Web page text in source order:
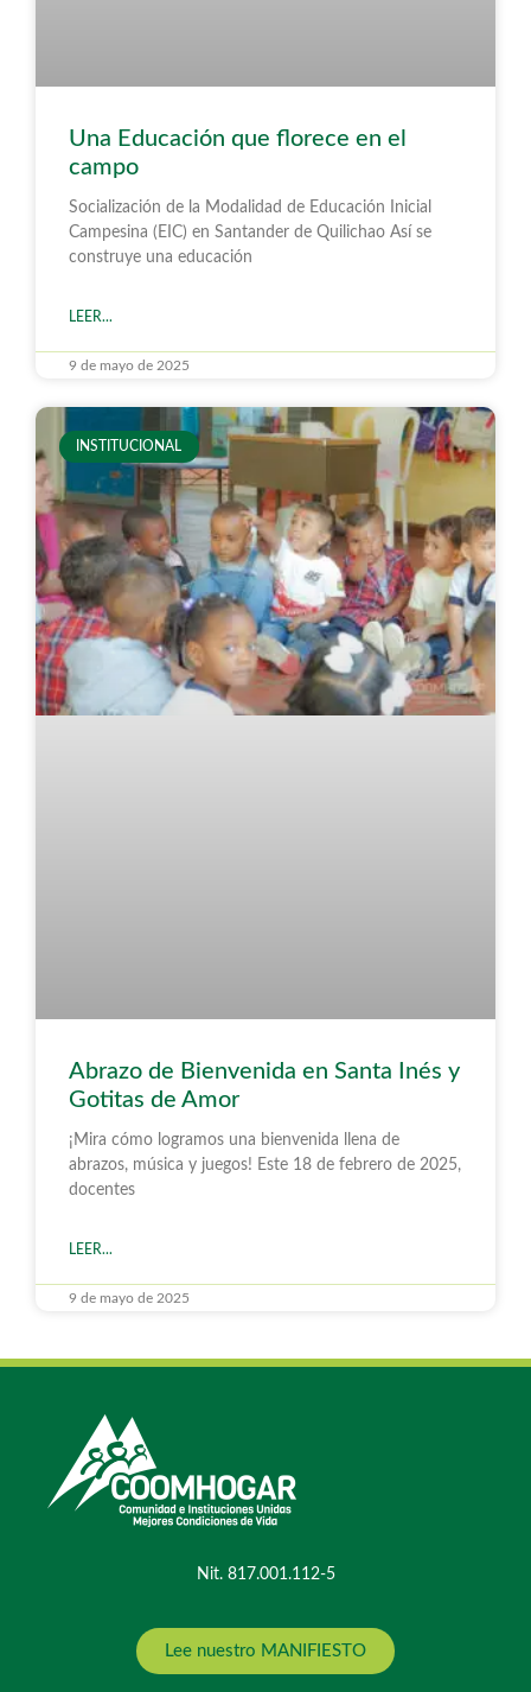
Una Educación que florece en el
campo
Socialización de la Modalidad de Educación Inicial
Campesina (EIC) en Santander de Quilichao Así se
construye una educación
LEER...
9 de mayo de 2025
INSTITUCIONAL
Abrazo de Bienvenida en Santa Inés y
Gotitas de Amor
¡Mira cómo logramos una bienvenida llena de
abrazos, música y juegos! Este 18 de febrero de 2025,
docentes
LEER...
9 de mayo de 2025
Nit. 817.001.112-5
Lee nuestro MANIFIESTO